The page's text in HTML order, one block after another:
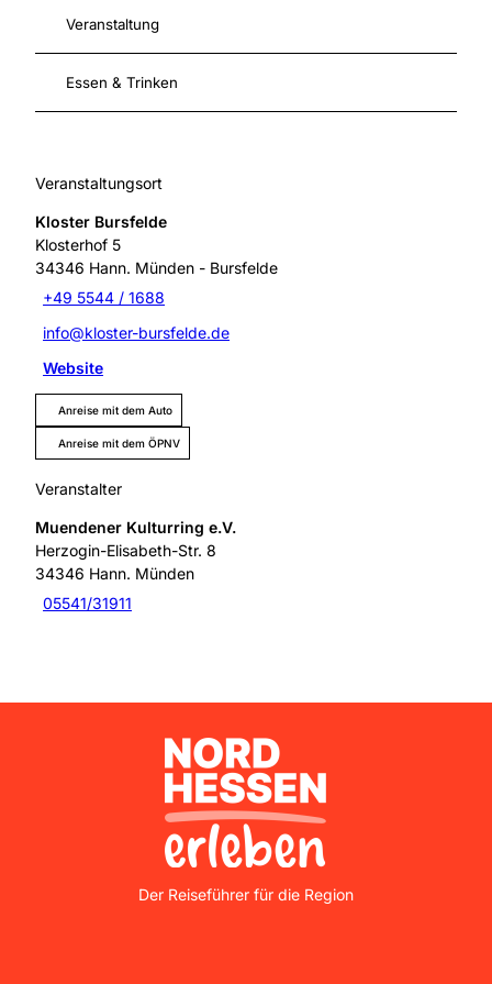
Veranstaltung
Essen & Trinken
Veranstaltungsort
Kloster Bursfelde
Klosterhof 5
34346 Hann. Münden - Bursfelde
+49 5544 / 1688
info@kloster-bursfelde.de
Website
Anreise mit dem Auto
Anreise mit dem ÖPNV
Veranstalter
Muendener Kulturring e.V.
Herzogin-Elisabeth-Str. 8
34346 Hann. Münden
05541/31911
Nordhessen Erleben
Der Reiseführer für die Region